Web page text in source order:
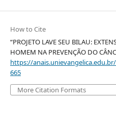
How to Cite
“PROJETO LAVE SEU BILAU:
HOMEM NA PREVENÇÃO DO
https://
665
More Citation Formats